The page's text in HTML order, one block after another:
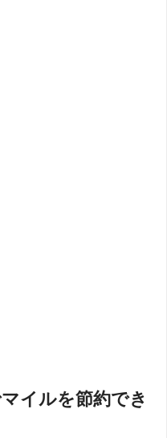
イルを節約でき